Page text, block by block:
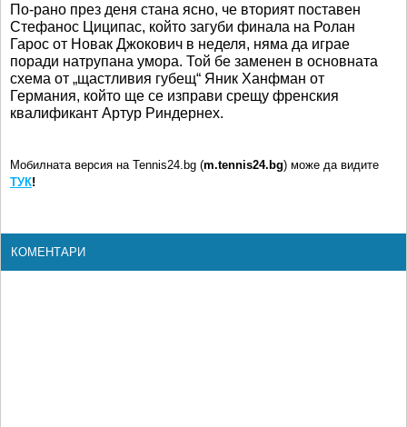
По-рано през деня стана ясно, че вторият поставен
Стефанос Циципас, който загуби финала на Ролан
Гарос от Новак Джокович в неделя, няма да играе
поради натрупана умора. Той бе заменен в основната
схема от „щастливия губещ“ Яник Ханфман от
Германия, който ще се изправи срещу френския
квалификант Артур Риндернех.
Мобилната версия на Tennis24.bg (m.tennis24.bg) може да видите
ТУК!
КОМЕНТАРИ